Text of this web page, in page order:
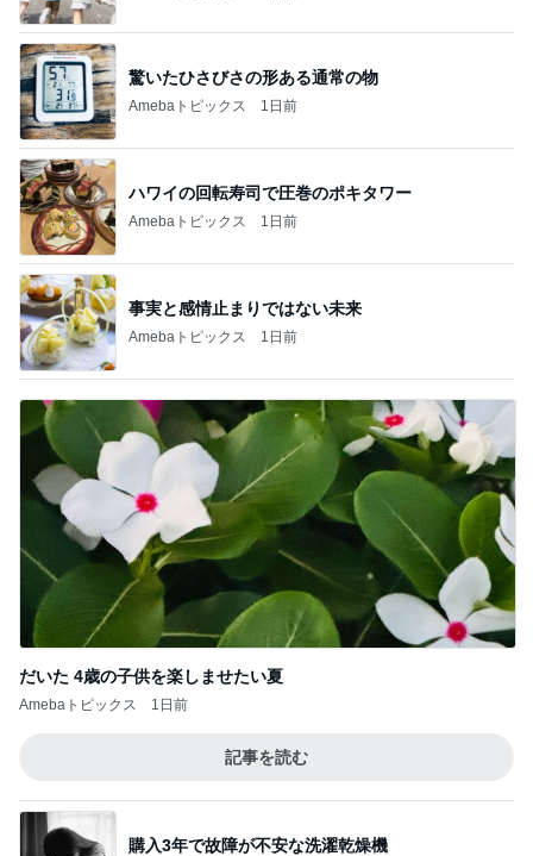
驚いたひさびさの形ある通常の物
Amebaトピックス 1日前
ハワイの回転寿司で圧巻のポキタワー
Amebaトピックス 1日前
事実と感情止まりではない未来
Amebaトピックス 1日前
だいた 4歳の子供を楽しませたい夏
Amebaトピックス 1日前
記事を読む
購入3年で故障が不安な洗濯乾燥機